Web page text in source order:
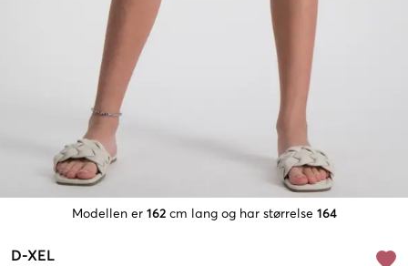
Modellen er 162 cm lang og har størrelse 164
D-XEL